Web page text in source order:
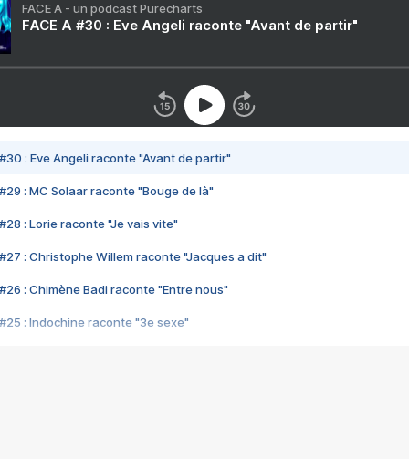
FACE A - un podcast Purecharts
FACE A #30 : Eve Angeli raconte "Avant de partir"
#30 : Eve Angeli raconte "Avant de partir"
#29 : MC Solaar raconte "Bouge de là"
#28 : Lorie raconte "Je vais vite"
#27 : Christophe Willem raconte "Jacques a dit"
#26 : Chimène Badi raconte "Entre nous"
#25 : Indochine raconte "3e sexe"